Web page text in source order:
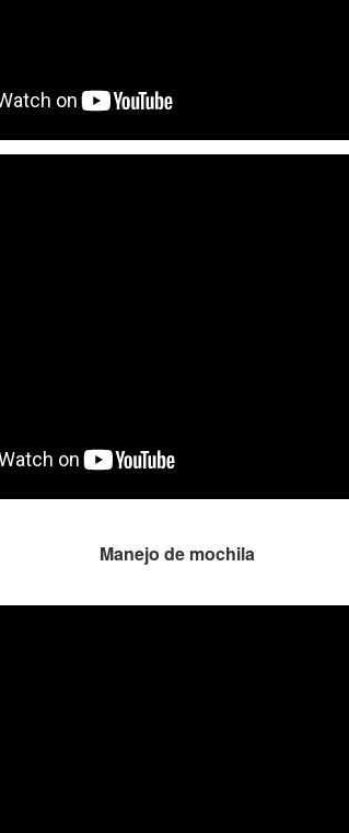
Manejo de mochila